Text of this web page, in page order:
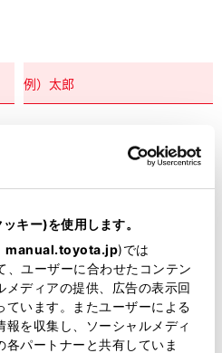
キー)を使用します。
manual.toyota.jp)では
ユーザーに合わせたコンテン
メディアの提供、広告の表示回
います。またユーザーによる
を収集し、ソーシャルメディ
パートナーと共有していま
住所自動入力